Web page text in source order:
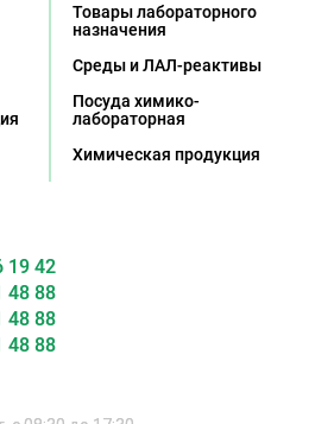
Товары лабораторного
назначения
Среды и ЛАЛ-реактивы
Посуда химико-
лабораторная
Химическая продукция
19 42
48 88
48 88
48 88